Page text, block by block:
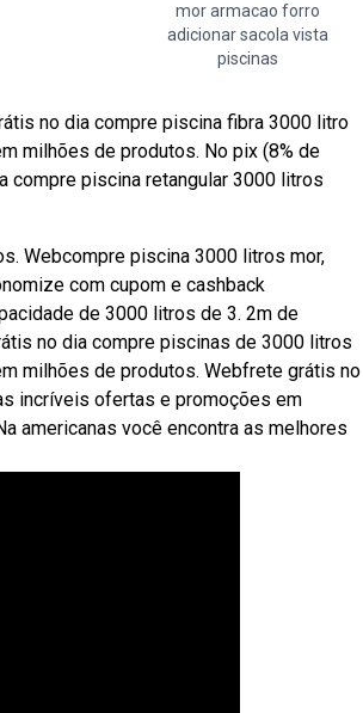
mor armacao forro
adicionar sacola vista
piscinas
no dia compre piscina fibra 3000 litro
milhões de produtos. No pix (8% de
compre piscina retangular 3000 litros
Webcompre piscina 3000 litros mor,
com cupom e cashback
de 3000 litros de 3. 2m de
no dia compre piscinas de 3000 litros
milhões de produtos. Webfrete grátis no
incríveis ofertas e promoções em
americanas você encontra as melhores